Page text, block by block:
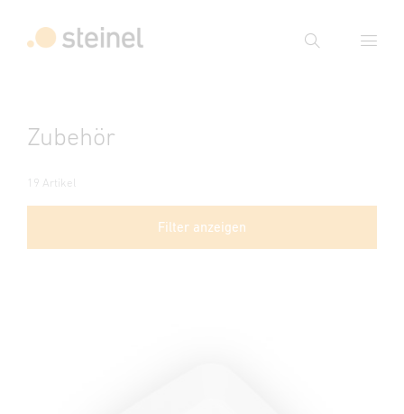
Suche
Suche
Zubehör
19 Artikel
Filter anzeigen